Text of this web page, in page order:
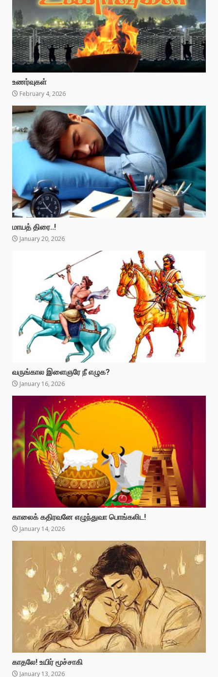
உணர்வுகள்
February 4, 2026
மாயத் திரை..!
January 20, 2026
வருங்கால இளைஞரே நீ எழுக?
January 16, 2026
காலைக் கதிரவனே எழுந்துவா பொங்கலிட!
January 14, 2026
காதலே! உயிர் மூச்சாகி
January 13, 2026